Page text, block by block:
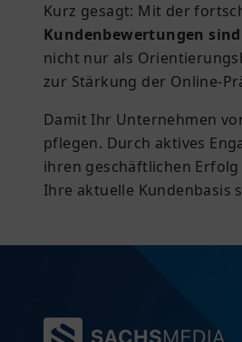
Kurz gesagt: Mit der
Kundenbewertungen
nicht nur als
zur Stärkung der Online-
Damit Ihr Unternehmen
pflegen. Durch aktives
ihren geschäftlichen
Ihre aktuelle Kundenbasis